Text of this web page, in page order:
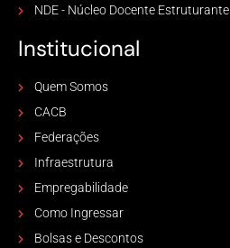
NDE - Núcleo Docente Estruturante
Institucional
Quem Somos
CACB
Federações
Infraestrutura
Empregabilidade
Como Ingressar
Bolsas e Descontos